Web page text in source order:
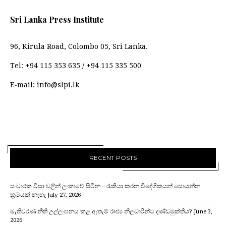
Sri Lanka Press Institute
96, Kirula Road, Colombo 05, Sri Lanka.
Tel: +94 115 353 635 / +94 115 335 500
E-mail: info@slpi.lk
RECENT POSTS
සංචාරක වීසා වලින් ලංකාවේ සිටින – රැකියා කරන විදේශිකයන් සොයන්න
ක්‍රමයක් නැහැ July 27, 2026
මැතිවරණ නීති උල්ලංඝනය කළ ඇතැම් රාජ්‍ය නිලධාරීන්ට දණ්ඩමුක්තිය? June 3,
2026